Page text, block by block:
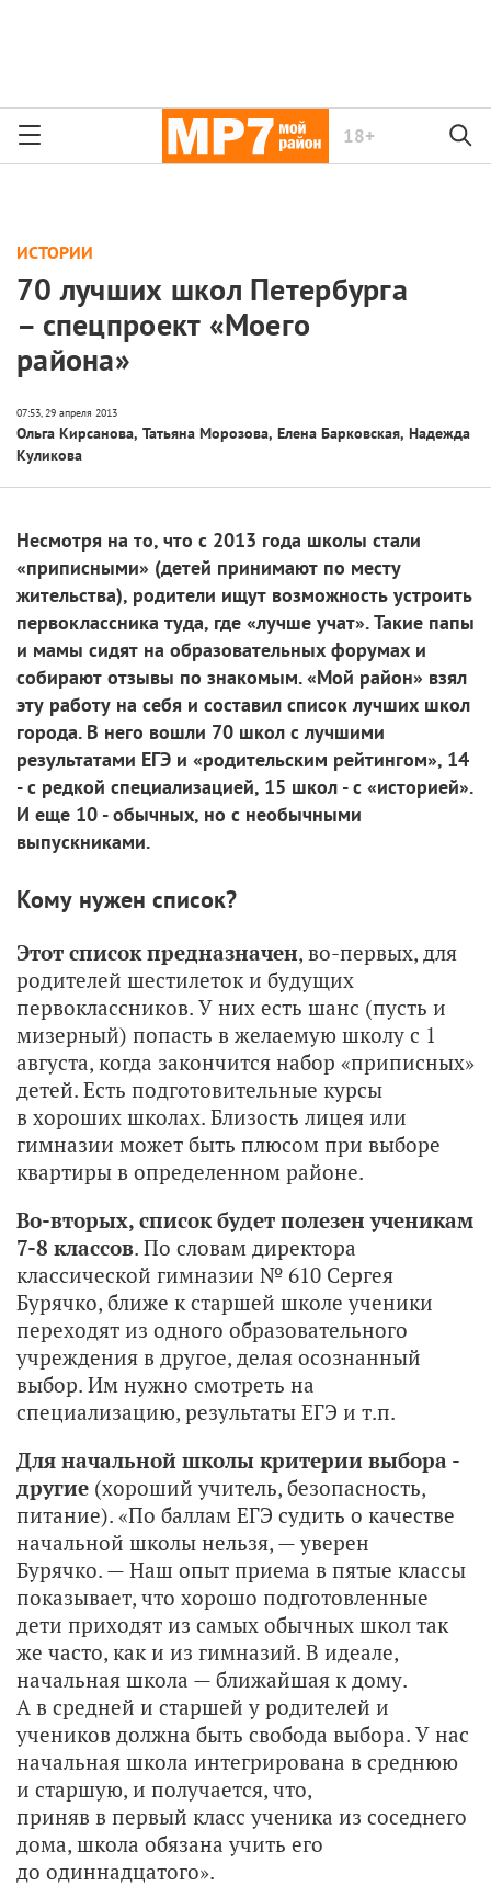
18+
ИСТОРИИ
70 лучших школ Петербурга
– спецпроект «Моего
района»
Ольга Кирсанова, Татьяна Морозова, Елена Барковская, Надежда
Куликова
Несмотря на то, что с 2013 года школы стали
«приписными» (детей принимают по месту
жительства), родители ищут возможность устроить
первоклассника туда, где «лучше учат». Такие папы
и мамы сидят на образовательных форумах и
собирают отзывы по знакомым. «Мой район» взял
эту работу на себя и составил список лучших школ
города. В него вошли 70 школ с лучшими
результатами ЕГЭ и «родительским рейтингом», 14
- с редкой специализацией, 15 школ - с «историей».
И еще 10 - обычных, но с необычными
выпускниками.
Кому нужен список?
Этот список предназначен, во-первых, для
родителей шестилеток и будущих
первоклассников. У них есть шанс (пусть и
мизерный) попасть в желаемую школу с 1
августа, когда закончится набор «приписных»
детей. Есть подготовительные курсы
в хороших школах. Близость лицея или
гимназии может быть плюсом при выборе
квартиры в определенном районе.
Во-вторых, список будет полезен ученикам
7-8 классов. По словам директора
классической гимназии № 610 Сергея
Бурячко, ближе к старшей школе ученики
переходят из одного образовательного
учреждения в другое, делая осознанный
выбор. Им нужно смотреть на
специализацию, результаты ЕГЭ и т.п.
Для начальной школы критерии выбора -
другие (хороший учитель, безопасность,
питание). «По баллам ЕГЭ судить о качестве
начальной школы нельзя, — уверен
Бурячко. — Наш опыт приема в пятые классы
показывает, что хорошо подготовленные
дети приходят из самых обычных школ так
же часто, как и из гимназий. В идеале,
начальная школа — ближайшая к дому.
А в средней и старшей у родителей и
учеников должна быть свобода выбора. У нас
начальная школа интегрирована в среднюю
и старшую, и получается, что,
приняв в первый класс ученика из соседнего
дома, школа обязана учить его
до одиннадцатого».